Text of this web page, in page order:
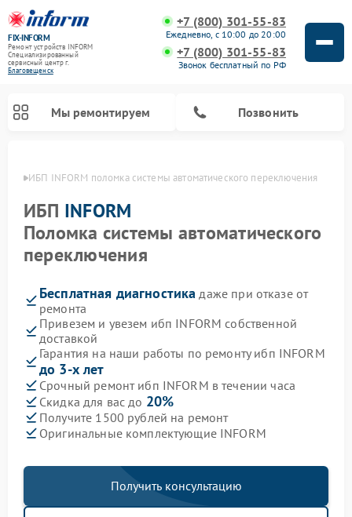
FIX-INFORM
Ремонт устройств INFORM
Специализированный
cервисный центр г.
Благовещенск
+7 (800) 301-55-83
Ежедневно, с 10:00 до 20:00
+7 (800) 301-55-83
Звонок бесплатный по РФ
Мы ремонтируем Позвонить
ИБП INFORM поломка системы автоматического переключения
ИБП INFORM
Поломка системы автоматического
переключения
Бесплатная диагностика даже при отказе от
ремонта
Привезем и увезем ибп INFORM собственной
доставкой
Гарантия на наши работы по ремонту ибп INFORM
до 3-х лет
Срочный ремонт ибп INFORM в течении часа
Скидка для вас до 20%
Получите 1500 рублей на ремонт
Оригинальные комплектующие INFORM
Получить консультацию